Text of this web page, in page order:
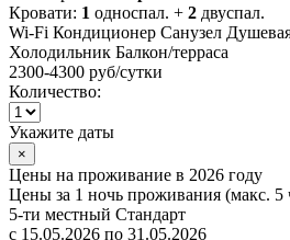
Кровати: 1 односпал. + 2 двуспал.
Wi-Fi Кондиционер Санузел
Холодильник Балкон/терраса
2300-4300 руб/сутки
Количество:
Укажите даты
×
Цены на проживание в 2026 году
Цены за 1 ночь проживания (макс. 5
5-ти местный Стандарт
с 15.05.2026 по 31.05.2026